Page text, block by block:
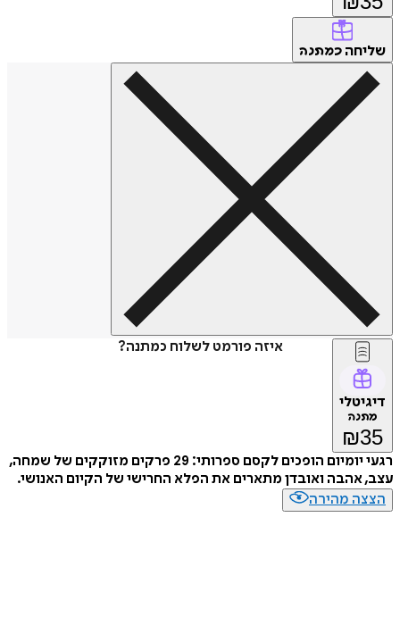
שליחה כמתנה
איזה פורמט לשלוח כמתנה?
דיגיטלי
מתנה
₪35
רגעי יומיום הופכים לקסם ספרותי: 29 פרקים מזוקקים של שמחה,
עצב, אהבה ואובדן מתארים את הפלא החרישי של הקיום האנושי.
הצצה מהירה